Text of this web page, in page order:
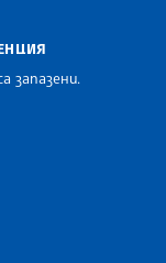
запазени.
News Agencies